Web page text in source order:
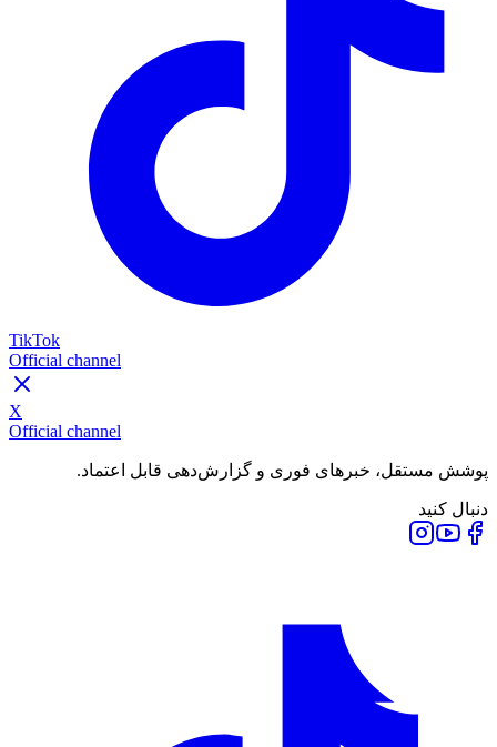
TikTok
Official channel
X
Official channel
پوشش مستقل، خبرهای فوری و گزارش‌دهی قابل اعتماد.
دنبال کنید